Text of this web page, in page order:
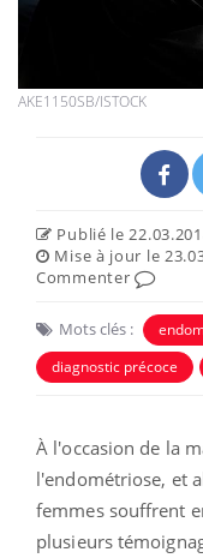
AKE1150SB/ISTOCK
Publié le
Mise à jour le
Commenter
Mots clés :
diagnostic précoce
À l'occasion de la
l'endométriose, et
femmes souffrent
plusieurs